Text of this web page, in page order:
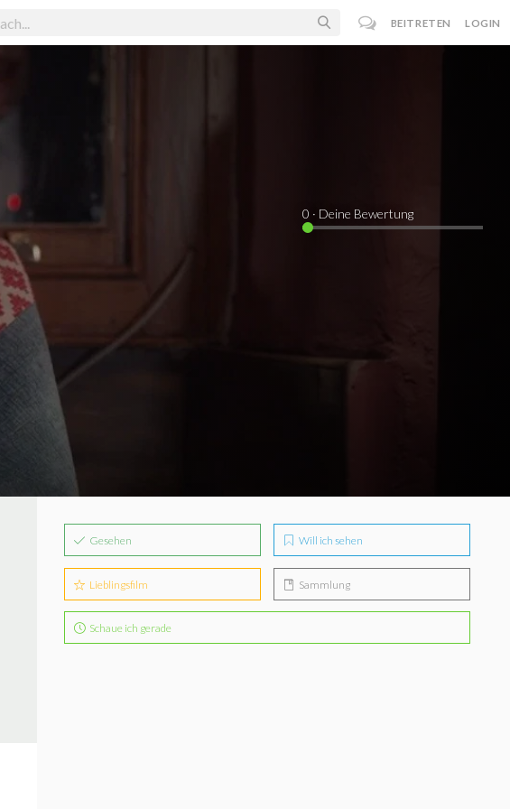
BEITRETEN LOGIN
0 · Deine Bewertung
Gesehen Will ich sehen
Lieblingsfilm Sammlung
Schaue ich gerade